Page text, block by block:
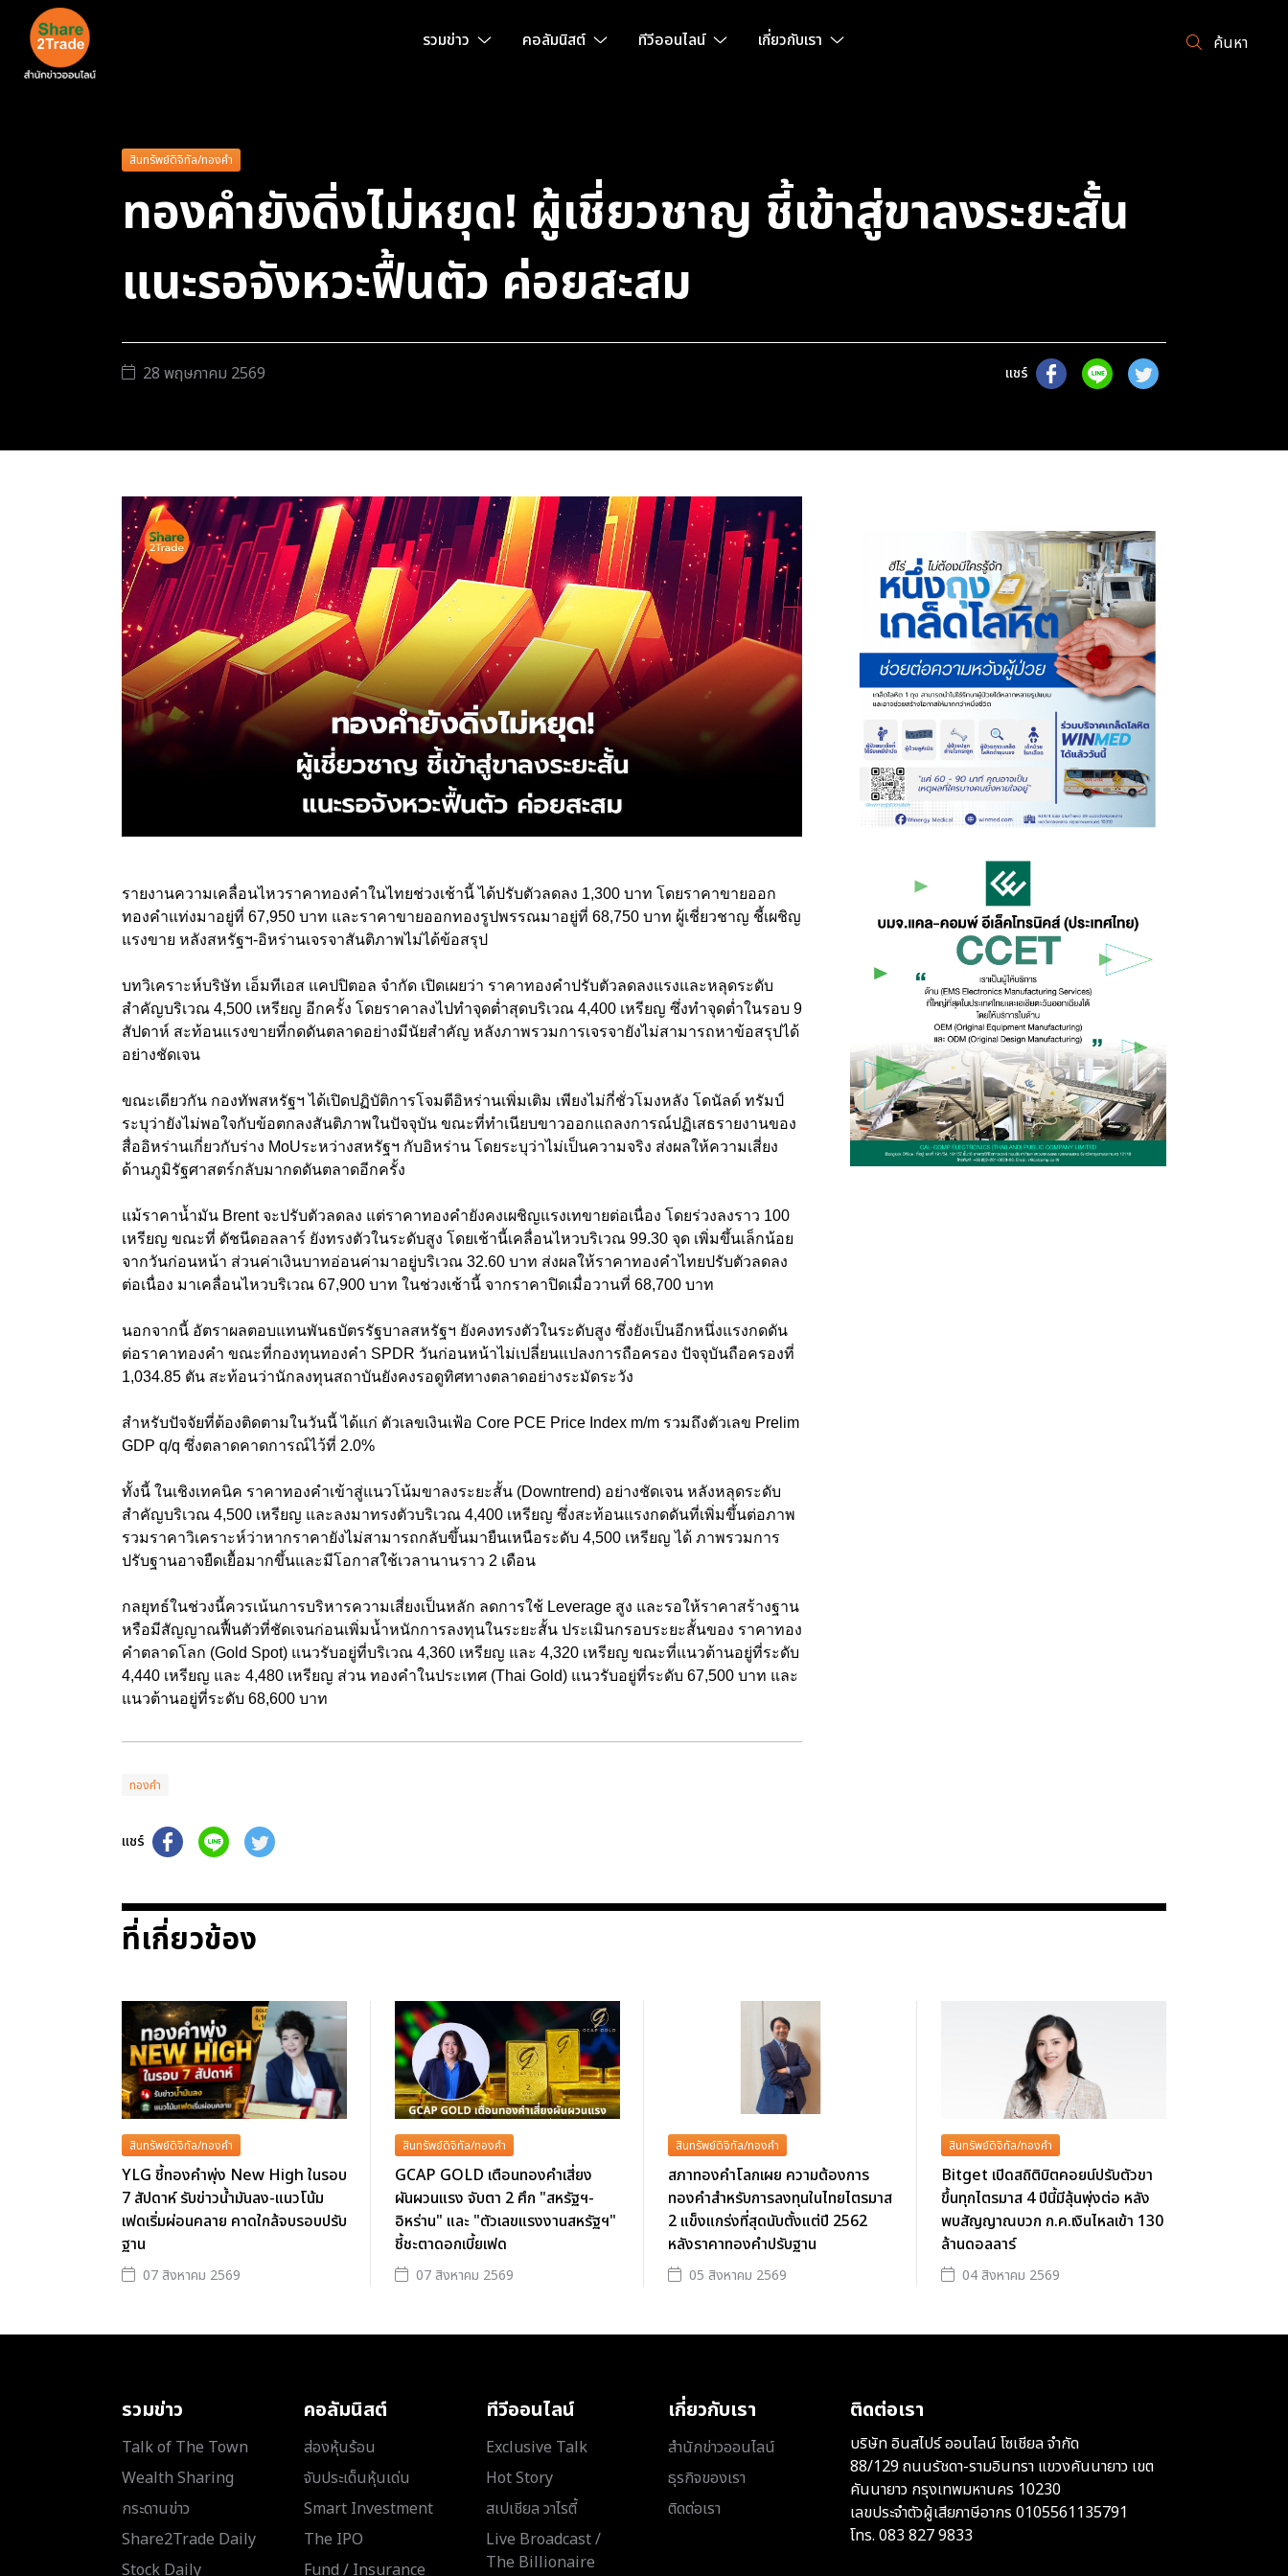
รวมข่าว คอลัมนิสต์ ทีวีออนไลน์ เกี่ยวกับเรา ค้นหา
สินทรัพย์ดิจิทัล/ทองคำ
ทองคำยังดิ่งไม่หยุด! ผู้เชี่ยวชาญ ชี้เข้าสู่ขาลงระยะสั้น
แนะรอจังหวะฟื้นตัว ค่อยสะสม
28 พฤษภาคม 2569 แชร์
รายงานความเคลื่อนไหวราคาทองคำในไทยช่วงเช้านี้ ได้ปรับตัวลดลง 1,300 บาท โดยราคาขายออก
ทองคำแท่งมาอยู่ที่ 67,950 บาท และราคาขายออกทองรูปพรรณมาอยู่ที่ 68,750 บาท ผู้เชี่ยวชาญ ชี้เผชิญ
แรงขาย หลังสหรัฐฯ-อิหร่านเจรจาสันติภาพไม่ได้ข้อสรุป
บทวิเคราะห์บริษัท เอ็มทีเอส แคปปิตอล จำกัด เปิดเผยว่า ราคาทองคําปรับตัวลดลงแรงและหลุดระดับ
สําคัญบริเวณ 4,500 เหรียญ อีกครั้ง โดยราคาลงไปทําจุดตํ่าสุดบริเวณ 4,400 เหรียญ ซึ่งทําจุดตํ่าในรอบ 9
สัปดาห์ สะท้อนแรงขายที่กดดันตลาดอย่างมีนัยสําคัญ หลังภาพรวมการเจรจายังไม่สามารถหาข้อสรุปได้
อย่างชัดเจน
ขณะเดียวกัน กองทัพสหรัฐฯ ได้เปิดปฏิบัติการโจมตีอิหร่านเพิ่มเติม เพียงไม่กี่ชั่วโมงหลัง โดนัลด์ ทรัมป์
ระบุว่ายังไม่พอใจกับข้อตกลงสันติภาพในปัจจุบัน ขณะที่ทําเนียบขาวออกแถลงการณ์ปฏิเสธรายงานของ
สื่ออิหร่านเกี่ยวกับร่าง MoUระหว่างสหรัฐฯ กับอิหร่าน โดยระบุว่าไม่เป็นความจริง ส่งผลให้ความเสี่ยง
ด้านภูมิรัฐศาสตร์กลับมากดดันตลาดอีกครั้ง
แม้ราคานํ้ามัน Brent จะปรับตัวลดลง แต่ราคาทองคํายังคงเผชิญแรงเทขายต่อเนื่อง โดยร่วงลงราว 100
เหรียญ ขณะที่ ดัชนีดอลลาร์ ยังทรงตัวในระดับสูง โดยเช้านี้เคลื่อนไหวบริเวณ 99.30 จุด เพิ่มขึ้นเล็กน้อย
จากวันก่อนหน้า ส่วนค่าเงินบาทอ่อนค่ามาอยู่บริเวณ 32.60 บาท ส่งผลให้ราคาทองคําไทยปรับตัวลดลง
ต่อเนื่อง มาเคลื่อนไหวบริเวณ 67,900 บาท ในช่วงเช้านี้ จากราคาปิดเมื่อวานที่ 68,700 บาท
นอกจากนี้ อัตราผลตอบแทนพันธบัตรรัฐบาลสหรัฐฯ ยังคงทรงตัวในระดับสูง ซึ่งยังเป็นอีกหนึ่งแรงกดดัน
ต่อราคาทองคํา ขณะที่กองทุนทองคํา SPDR วันก่อนหน้าไม่เปลี่ยนแปลงการถือครอง ปัจจุบันถือครองที่
1,034.85 ตัน สะท้อนว่านักลงทุนสถาบันยังคงรอดูทิศทางตลาดอย่างระมัดระวัง
สําหรับปัจจัยที่ต้องติดตามในวันนี้ ได้แก่ ตัวเลขเงินเฟ้อ Core PCE Price Index m/m รวมถึงตัวเลข Prelim
GDP q/q ซึ่งตลาดคาดการณ์ไว้ที่ 2.0%
ทั้งนี้ ในเชิงเทคนิค ราคาทองคําเข้าสู่แนวโน้มขาลงระยะสั้น (Downtrend) อย่างชัดเจน หลังหลุดระดับ
สําคัญบริเวณ 4,500 เหรียญ และลงมาทรงตัวบริเวณ 4,400 เหรียญ ซึ่งสะท้อนแรงกดดันที่เพิ่มขึ้นต่อภาพ
รวมราคาวิเคราะห์ว่าหากราคายังไม่สามารถกลับขึ้นมายืนเหนือระดับ 4,500 เหรียญ ได้ ภาพรวมการ
ปรับฐานอาจยืดเยื้อมากขึ้นและมีโอกาสใช้เวลานานราว 2 เดือน
กลยุทธ์ในช่วงนี้ควรเน้นการบริหารความเสี่ยงเป็นหลัก ลดการใช้ Leverage สูง และรอให้ราคาสร้างฐาน
หรือมีสัญญาณฟื้นตัวที่ชัดเจนก่อนเพิ่มนํ้าหนักการลงทุนในระยะสั้น ประเมินกรอบระยะสั้นของ ราคาทอง
คําตลาดโลก (Gold Spot) แนวรับอยู่ที่บริเวณ 4,360 เหรียญ และ 4,320 เหรียญ ขณะที่แนวต้านอยู่ที่ระดับ
4,440 เหรียญ และ 4,480 เหรียญ ส่วน ทองคําในประเทศ (Thai Gold) แนวรับอยู่ที่ระดับ 67,500 บาท และ
แนวต้านอยู่ที่ระดับ 68,600 บาท
ทองคำ
แชร์
ที่เกี่ยวข้อง
สินทรัพย์ดิจิทัล/ทองคำ
YLG ชี้ทองคำพุ่ง New High ในรอบ
7 สัปดาห์ รับข่าวน้ำมันลง-แนวโน้ม
เฟดเริ่มผ่อนคลาย คาดใกล้จบรอบปรับ
ฐาน
07 สิงหาคม 2569
สินทรัพย์ดิจิทัล/ทองคำ
GCAP GOLD เตือนทองคำเสี่ยง
ผันผวนแรง จับตา 2 ศึก "สหรัฐฯ-
อิหร่าน" และ "ตัวเลขแรงงานสหรัฐฯ"
ชี้ชะตาดอกเบี้ยเฟด
07 สิงหาคม 2569
สินทรัพย์ดิจิทัล/ทองคำ
สภาทองคำโลกเผย ความต้องการ
ทองคำสำหรับการลงทุนในไทยไตรมาส
2 แข็งแกร่งที่สุดนับตั้งแต่ปี 2562
หลังราคาทองคำปรับฐาน
05 สิงหาคม 2569
สินทรัพย์ดิจิทัล/ทองคำ
Bitget เปิดสถิติบิตคอยน์ปรับตัวขา
ขึ้นทุกไตรมาส 4 ปีนี้มีลุ้นพุ่งต่อ หลัง
พบสัญญาณบวก ก.ค.เงินไหลเข้า 130
ล้านดอลลาร์
04 สิงหาคม 2569
รวมข่าว
Talk of The Town
Wealth Sharing
กระดานข่าว
Share2Trade Daily
Stock Daily
คอลัมนิสต์
ส่องหุ้นร้อน
จับประเด็นหุ้นเด่น
Smart Investment
The IPO
Fund / Insurance
ทีวีออนไลน์
Exclusive Talk
Hot Story
สเปเชียล วาไรตี้
Live Broadcast /
The Billionaire
เกี่ยวกับเรา
สำนักข่าวออนไลน์
ธุรกิจของเรา
ติดต่อเรา
ติดต่อเรา
บริษัท อินสไปร์ ออนไลน์ โซเชียล จำกัด
88/129 ถนนรัชดา-รามอินทรา แขวงคันนายาว เขต
คันนายาว กรุงเทพมหานคร 10230
เลขประจำตัวผู้เสียภาษีอากร 0105561135791
โทร. 083 827 9833